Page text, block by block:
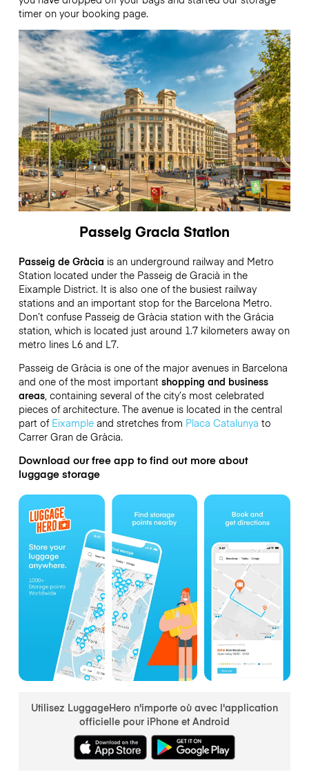
timer on your booking page.
Passeig Gracia Station
Passeig de Gràcia is an underground railway and Metro
Station located under the Passeig de Gracià in the
Eixample District. It is also one of the busiest railway
stations and an important stop for the Barcelona Metro.
Don’t confuse Passeig de Gràcia station with the Grácia
station, which is located just around 1.7 kilometers away on
metro lines L6 and L7.
Passeig de Gràcia is one of the major avenues in Barcelona
and one of the most important shopping and business
areas, containing several of the city’s most celebrated
pieces of architecture. The avenue is located in the central
part of Eixampleand stretches from Placa Catalunya to
Carrer Gran de Gràcia.
Download our free app to find out more about
luggage storage
Utilisez LuggageHero n'importe où avec l'application
officielle pour iPhone et Android